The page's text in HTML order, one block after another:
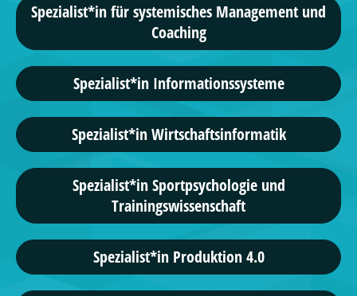
Spezialist*in für systemisches Management und
Coaching
Spezialist*in Informationssysteme
Spezialist*in Wirtschaftsinformatik
Spezialist*in Sportpsychologie und
Trainingswissenschaft
Spezialist*in Produktion 4.0